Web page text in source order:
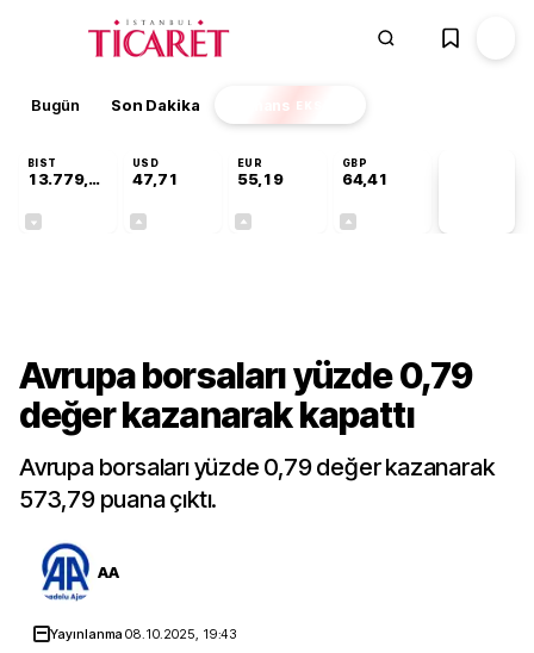
Bugün Son Dakika Finans EKSTRA
BIST
13.779,39
USD
47,71
EUR
55,19
GBP
64,41
Avrupa borsaları yüzde 0,79
değer kazanarak kapattı
Avrupa borsaları yüzde 0,79 değer kazanarak
573,79 puana çıktı.
AA
Yayınlanma08.10.2025, 19:43